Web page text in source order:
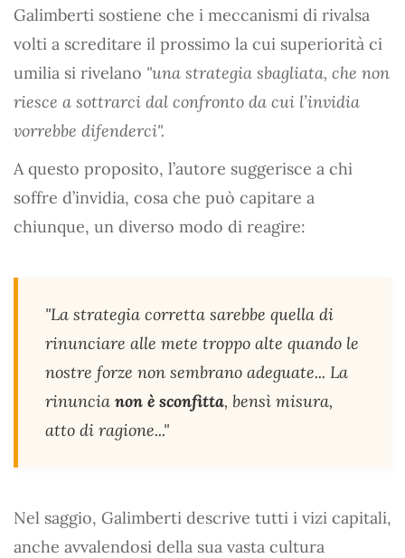
Galimberti sostiene che i meccanismi di rivalsa
volti a screditare il prossimo la cui superiorità ci
umilia si rivelano "una strategia sbagliata, che non
riesce a sottrarci dal confronto da cui l’invidia
vorrebbe difenderci".
A questo proposito, l’autore suggerisce a chi
soffre d’invidia, cosa che può capitare a
chiunque, un diverso modo di reagire:
"La strategia corretta sarebbe quella di
rinunciare alle mete troppo alte quando le
nostre forze non sembrano adeguate... La
rinuncia non è sconfitta, bensì misura,
atto di ragione..."
Nel saggio, Galimberti descrive tutti i vizi capitali,
anche avvalendosi della sua vasta cultura